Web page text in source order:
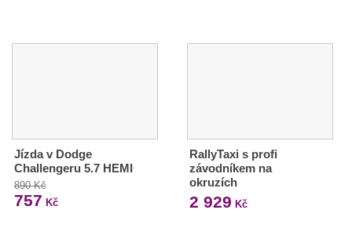
Jízda v Dodge
Challengeru 5.7 HEMI
890 Kč
757 Kč
RallyTaxi s profi
závodníkem na
okruzích
2 929 Kč